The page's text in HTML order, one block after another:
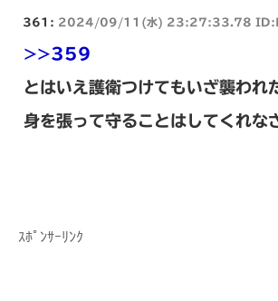
361: 2024/09/11(水) 23:27:33.78
>>359
とはいえ護衛つけてもいざ襲われ
身を張って守ることはしてくれな
ｽﾎﾟﾝｻｰﾘﾝｸ